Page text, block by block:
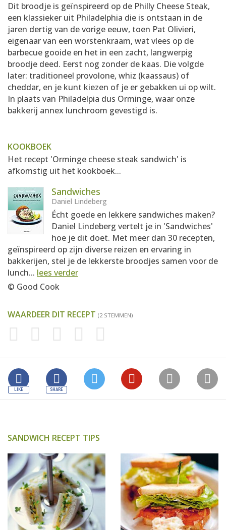
Dit broodje is geïnspireerd op de Philly Cheese Steak,
een klassieker uit Philadelphia die is ontstaan in de
jaren dertig van de vorige eeuw, toen Pat Olivieri,
eigenaar van een worstenkraam, wat vlees op de
barbecue gooide en het in een zacht, langwerpig
broodje deed. Eerst nog zonder de kaas. Die volgde
later: traditioneel provolone, whiz (kaassaus) of
cheddar, en je kunt kiezen of je er gebakken ui op wilt.
In plaats van Philadelpia dus Orminge, waar onze
bakkerij annex lunchroom gevestigd is.
KOOKBOEK
Het recept 'Orminge cheese steak sandwich' is
afkomstig uit het kookboek...
Sandwiches
Daniel Lindeberg
Écht goede en lekkere sandwiches maken?
Daniel Lindeberg vertelt je in 'Sandwiches'
hoe je dit doet. Met meer dan 30 recepten,
geïnspireerd op zijn diverse reizen en ervaring in
bakkerijen, stel je de lekkerste broodjes samen voor de
lunch... lees verder
© Good Cook
WAARDEER DIT RECEPT (2 STEMMEN)
SANDWICH RECEPT TIPS